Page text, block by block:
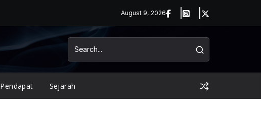
August 9, 2026
Pendapat Sejarah